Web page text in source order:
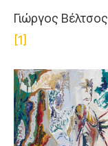
Γιώργος Βέλτσος
[1]